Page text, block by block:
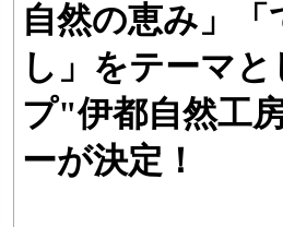
自然の恵み」
し」をテーマ
プ"伊都自然工
ーが決定！